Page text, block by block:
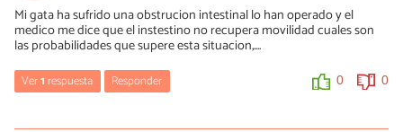
0
Mi gata ha sufrido una obstrucion intestinal lo han operado y el
medico me dice que el instestino no recupera movilidad cuales son
las probabilidades que supere esta situacion,....
Ver1respuesta Responder 0 0